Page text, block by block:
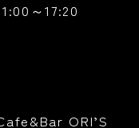
～17:20
ORI’S